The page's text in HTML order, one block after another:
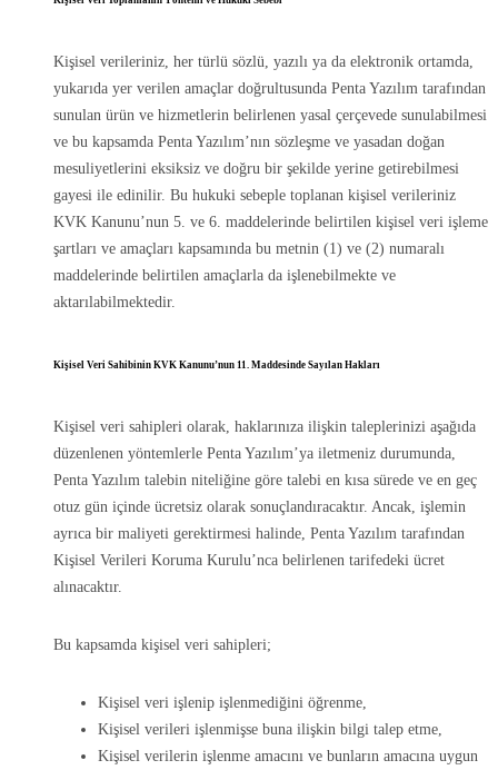
Kişisel verileriniz, her türlü sözlü, yazılı ya da elektronik ortamda,
yukarıda yer verilen amaçlar doğrultusunda Penta Yazılım tarafından
sunulan ürün ve hizmetlerin belirlenen yasal çerçevede sunulabilmesi
ve bu kapsamda Penta Yazılım’nın sözleşme ve yasadan doğan
mesuliyetlerini eksiksiz ve doğru bir şekilde yerine getirebilmesi
gayesi ile edinilir. Bu hukuki sebeple toplanan kişisel verileriniz
KVK Kanunu’nun 5. ve 6. maddelerinde belirtilen kişisel veri işleme
şartları ve amaçları kapsamında bu metnin (1) ve (2) numaralı
maddelerinde belirtilen amaçlarla da işlenebilmekte ve
aktarılabilmektedir.
Kişisel Veri Sahibinin KVK Kanunu’nun 11. Maddesinde Sayılan Hakları
Kişisel veri sahipleri olarak, haklarınıza ilişkin taleplerinizi aşağıda
düzenlenen yöntemlerle Penta Yazılım’ya iletmeniz durumunda,
Penta Yazılım talebin niteliğine göre talebi en kısa sürede ve en geç
otuz gün içinde ücretsiz olarak sonuçlandıracaktır. Ancak, işlemin
ayrıca bir maliyeti gerektirmesi halinde, Penta Yazılım tarafından
Kişisel Verileri Koruma Kurulu’nca belirlenen tarifedeki ücret
alınacaktır.
Bu kapsamda kişisel veri sahipleri;
Kişisel veri işlenip işlenmediğini öğrenme,
Kişisel verileri işlenmişse buna ilişkin bilgi talep etme,
Kişisel verilerin işlenme amacını ve bunların amacına uygun